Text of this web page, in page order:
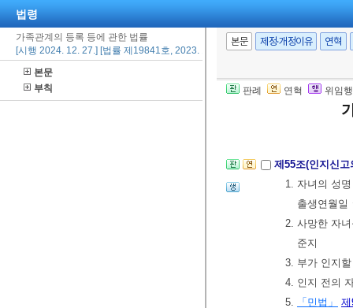
법령
가족관계의 등록 등에 관한 법률
[시행 2024. 12. 27.] [법률 제19841호, 2023. 12. 26., 타법개정]
본문
부칙
본문 제정·개정이유 연혁
판례 연혁 위임
② 제1항의 경
제54조(기아가
제55조(인지신
1. 자녀의 성
출생연월일
2. 사망한 자
준지
3. 부가 인지
4. 인지 전의
5.
「민법」